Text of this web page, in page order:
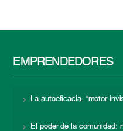
EMPRENDEDORES
La autoeficacia: “motor
El poder de la comunidad: